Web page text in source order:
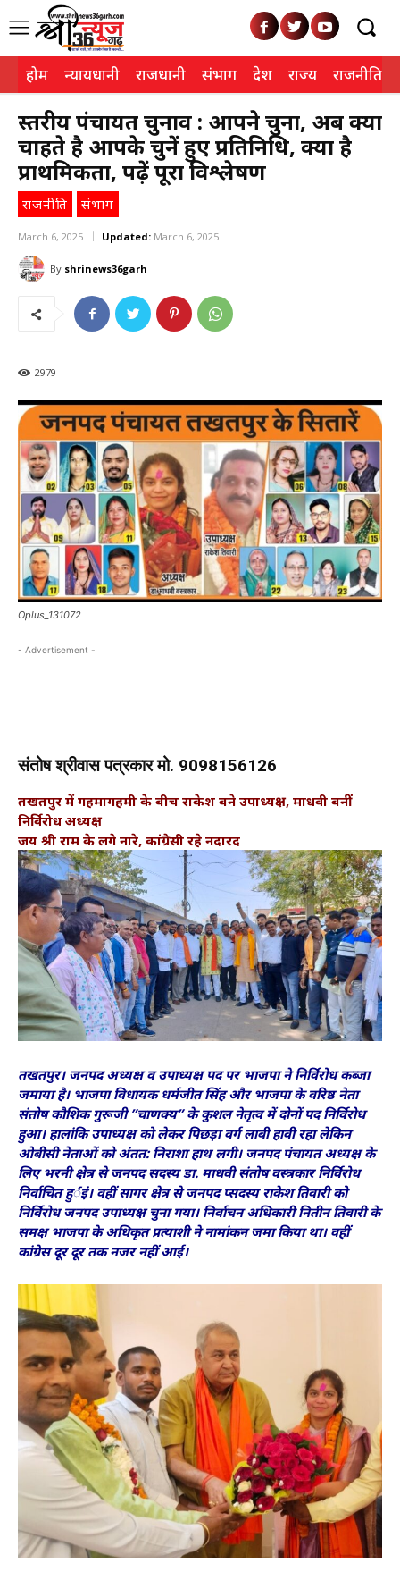
होम न्यायधानी राजधानी संभाग देश राज्य राजनीति
त्रस्तरीय पंचायत चुनाव : आपने चुना, अब क्या
चाहते है आपके चुनें हुए प्रतिनिधि, क्या है
प्राथमिकता, पढ़ें पूरा विश्लेषण
राजनीति संभाग
March 6, 2025 Updated: March 6, 2025
By shrinews36garh
2979
Oplus_131072
- Advertisement -
संतोष श्रीवास पत्रकार मो. 9098156126
तखतपुर में गहमागहमी के बीच राकेश बने उपाध्यक्ष, माधवी बनीं
निर्विरोध अध्यक्ष
जय श्री राम के लगे नारे, कांग्रेसी रहे नदारद
तखतपुर। जनपद अध्यक्ष व उपाध्यक्ष पद पर भाजपा ने निर्विरोध कब्जा
जमाया है। भाजपा विधायक धर्मजीत सिंह और भाजपा के वरिष्ठ नेता
संतोष कौशिक गुरूजी ”चाणक्य” के कुशल नेतृत्व में दोनों पद निर्विरोध
हुआ। हालांकि उपाध्यक्ष को लेकर पिछड़ा वर्ग लाबी हावी रहा लेकिन
ओबीसी नेताओं को अंतत: निराशा हाथ लगी। जनपद पंचायत अध्यक्ष के
लिए भरनी क्षेत्र से जनपद सदस्य डा. माधवी संतोष वस्त्रकार निर्विरोध
निर्वाचित हुर्इं। वहीं सागर क्षेत्र से जनपद प्सदस्य राकेश तिवारी को
निर्विरोध जनपद उपाध्यक्ष चुना गया। निर्वाचन अधिकारी नितीन तिवारी के
समक्ष भाजपा के अधिकृत प्रत्याशी ने नामांकन जमा किया था। वहीं
कांग्रेस दूर दूर तक नजर नहीं आई।